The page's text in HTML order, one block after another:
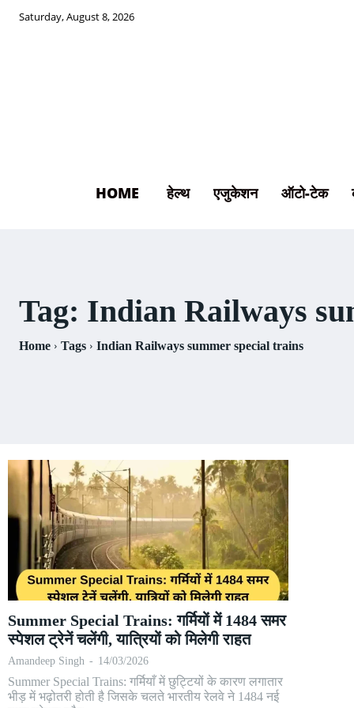
Saturday, August 8, 2026
HOME हेल्थ एजुकेशन ऑटो-टेक
Tag: Indian Railways
Home Tags Indian Railways summer special trains
Summer Special Trains: गर्मियों में 1484 समर
स्पेशल ट्रेनें चलेंगी, यात्रियों को मिलेगी राहत
Amandeep Singh - 14/03/2026
Summer Special Trains: गर्मियाँ में छुट्टियों के कारण लगातार
भीड़ में भढ़ोतरी होती है जिसके चलते भारतीय रेलवे ने 1484 नई